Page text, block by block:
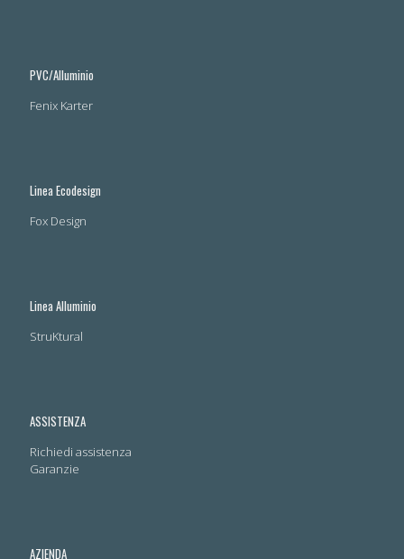
PVC/Alluminio
Fenix Karter
Linea Ecodesign
Fox Design
Linea Alluminio
StruKtural
ASSISTENZA
Richiedi assistenza
Garanzie
AZIENDA